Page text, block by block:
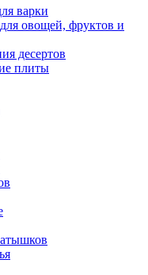
варки
овощей, фруктов и
десертов
плиты